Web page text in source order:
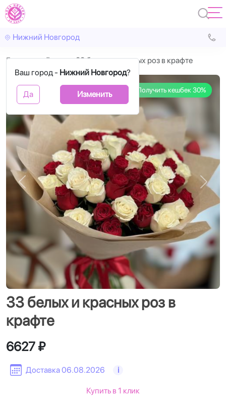
Нижний Новгород
Ваш город - Нижний Новгород?
Да Изменить
Главная Розы 33 белых и красных роз в крафте
Получить кешбек 30%
Назад
33 белых и красных роз в
крафте
Доставка 06.08.2026 i
6627 ₽
Купить в 1 клик